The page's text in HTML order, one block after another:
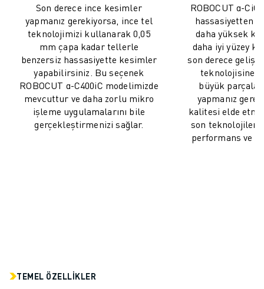
Son derece ince kesimler
yapmanız gerekiyorsa, ince tel
teknolojimizi kullanarak 0,05
mm çapa kadar tellerle
benzersiz hassasiyette kesimler
yapabilirsiniz. Bu seçenek
ROBOCUT α-C400iC modelimizde
mevcuttur ve daha zorlu mikro
işleme uygulamalarını bile
gerçekleştirmenizi sağlar.
ROBOCUT α-
hassasiyetten
daha yüksek
daha iyi yüzey
son derece
teknolojisine
büyük
yapmanız
kalitesi elde
son
performans ve
TEMEL ÖZELLIKLER